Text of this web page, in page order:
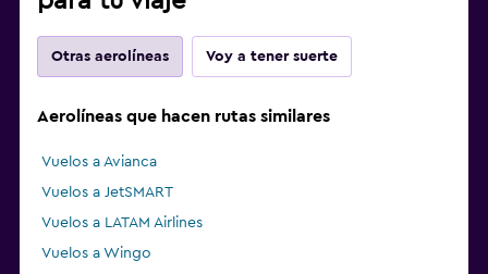
Otras aerolíneas Voy a tener suerte
Aerolíneas que hacen rutas similares
Vuelos a Avianca
Vuelos a JetSMART
Vuelos a LATAM Airlines
Vuelos a Wingo